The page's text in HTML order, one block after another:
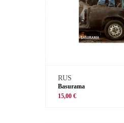
RUS
Basurama
15,00 €